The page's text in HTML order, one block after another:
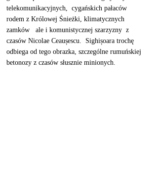
telekomunikacyjnych,  cygańskich pałaców
rodem z Królowej Śnieżki, klimatycznych
zamków   ale i komunistycznej szarzyzny  z
czasów Nicolae Ceaușescu.  Sighișoara trochę
odbiega od tego obrazka, szczególne rumuńskiej
betonozy z czasów słusznie minionych.